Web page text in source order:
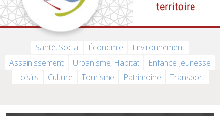
Santé, Social Économie
Environnement
Assainissement
Urbanisme, Habitat
Enfance Jeunesse
Loisirs
Culture Tourisme Patrimoine Transport